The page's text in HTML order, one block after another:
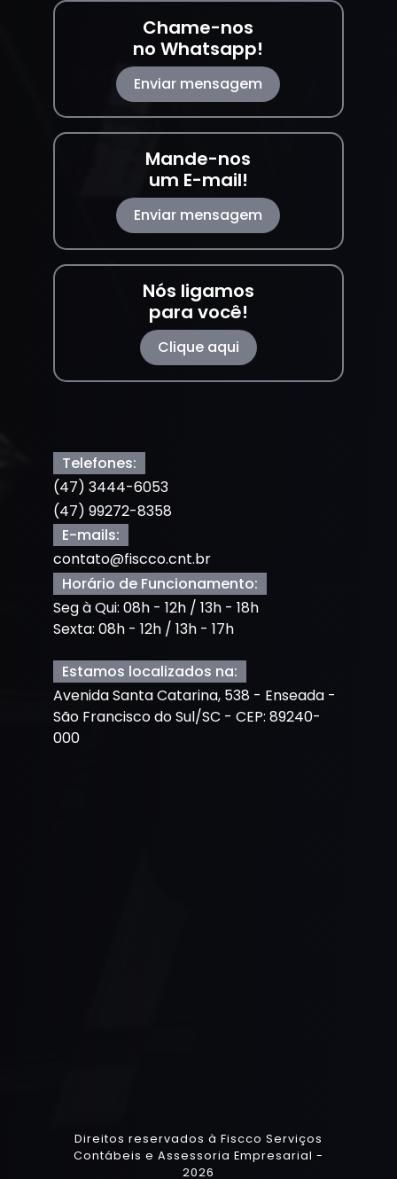
Chame-nos
no Whatsapp!
Enviar mensagem
Mande-nos
um E-mail!
Enviar mensagem
Nós ligamos
para você!
Clique aqui
Telefones:
(47) 3444-6053
(47) 99272-8358
E-mails:
contato@fiscco.cnt.br
Horário de Funcionamento:
Seg à Qui: 08h - 12h / 13h - 18h
Sexta: 08h - 12h / 13h - 17h
Estamos localizados na:
Avenida Santa Catarina, 538 - Enseada -
São Francisco do Sul/SC - CEP: 89240-
000
Direitos reservados à Fiscco Serviços
Contábeis e Assessoria Empresarial -
2026